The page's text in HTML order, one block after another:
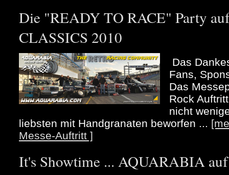
Die "READY TO RACE" Party
CLASSICS 2010
Das
Fans,
Das
Rock
nicht
liebsten mit Handgranaten beworfen ...
Messe-Auftritt ]
It's Showtime ... AQUARABIA